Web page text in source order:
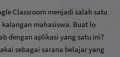
Classroom menjadi salah satu
kalangan mahasiswa. Buat lo
dengan aplikasi yang satu ini?
sebagai sarana belajar yang